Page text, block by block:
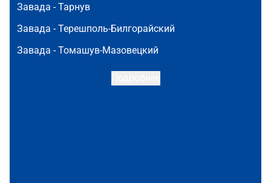
Завада -Тарнув
Завада -Терешполь-Билгорайский
Завада -Томашув-Мазовецкий